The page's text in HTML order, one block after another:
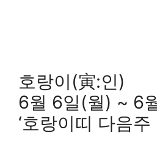
호랑이(寅:인)
6월 6일(월) ~ 6
‘호랑이띠 다음주